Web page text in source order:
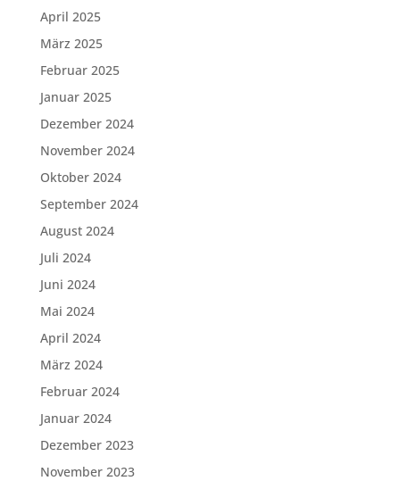
April 2025
März 2025
Februar 2025
Januar 2025
Dezember 2024
November 2024
Oktober 2024
September 2024
August 2024
Juli 2024
Juni 2024
Mai 2024
April 2024
März 2024
Februar 2024
Januar 2024
Dezember 2023
November 2023